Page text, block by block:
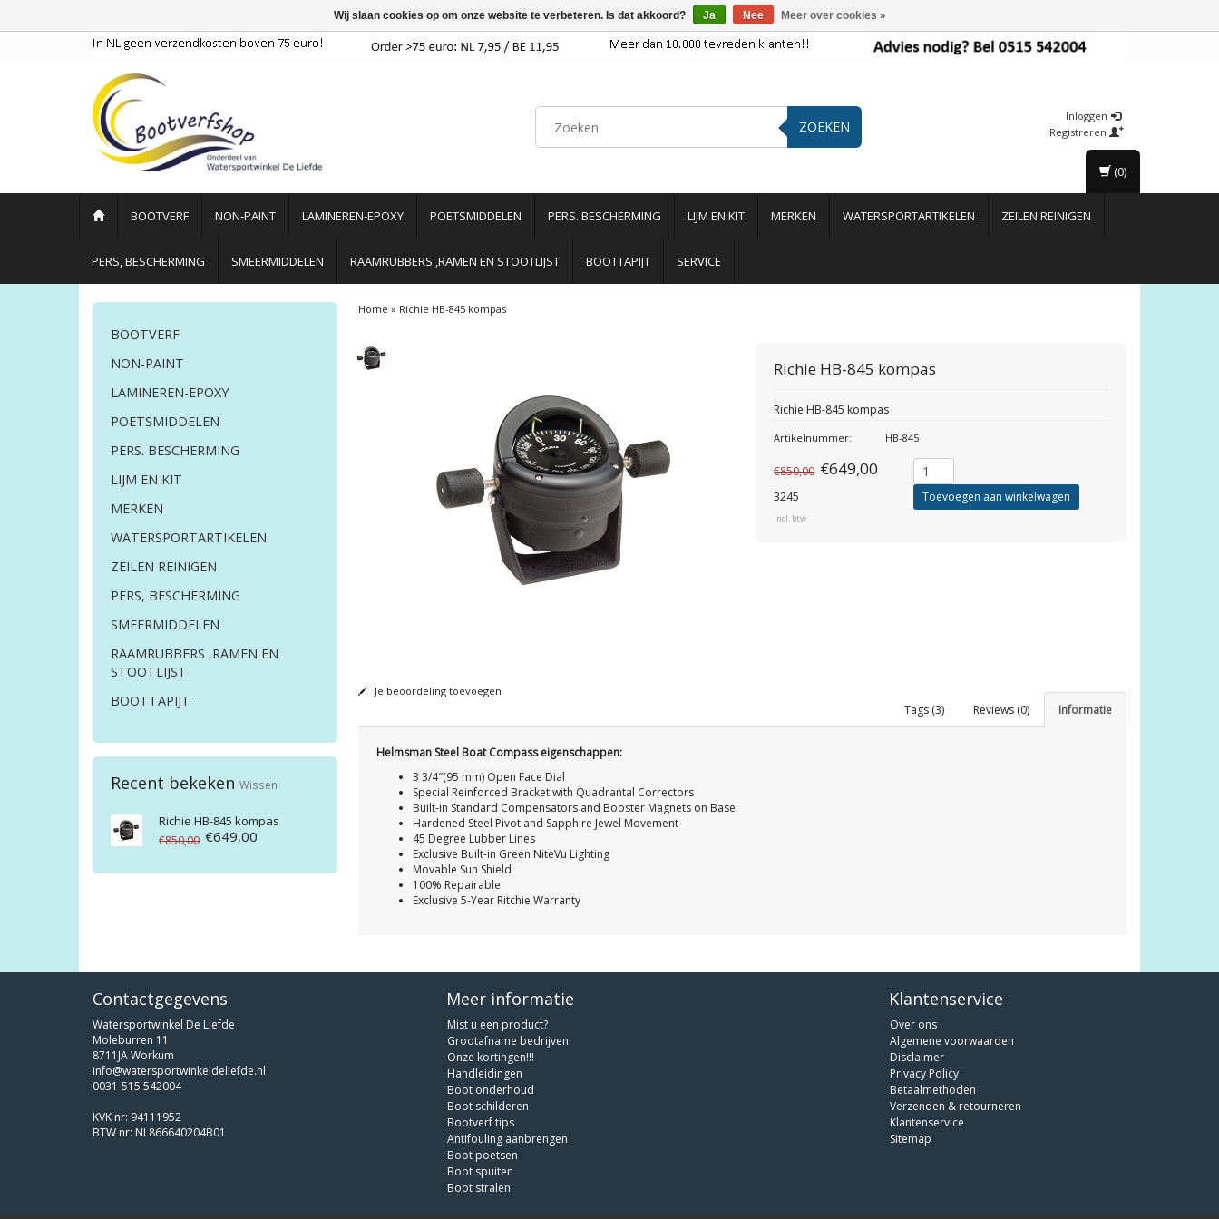
ZOEKEN
Inloggen
Registreren
BOOTVERF NON-PAINT LAMINEREN-EPOXY POETSMIDDELEN PERS. BESCHERMING LIJM EN KIT MERKEN WATERSPORTARTIKELEN ZEILEN REINIGEN
PERS, BESCHERMING SMEERMIDDELEN RAAMRUBBERS ,RAMEN EN STOOTLIJST BOOTTAPIJT SERVICE
(0)
BOOTVERF
NON-PAINT
LAMINEREN-EPOXY
POETSMIDDELEN
PERS. BESCHERMING
LIJM EN KIT
MERKEN
WATERSPORTARTIKELEN
ZEILEN REINIGEN
PERS, BESCHERMING
SMEERMIDDELEN
RAAMRUBBERS ,RAMEN EN
STOOTLIJST
BOOTTAPIJT
Recent bekeken Wissen
Richie HB-845 kompas
€850,00 €649,00
Home » Richie HB-845 kompas
Richie HB-845 kompas
Richie HB-845 kompas
Artikelnummer: HB-845
€850,00 €649,00
3245
Incl. btw
Toevoegen aan winkelwagen
Je beoordeling toevoegen
Informatie
Reviews (0)
Tags (3)
Helmsman Steel Boat Compass eigenschappen:
3 3/4″(95 mm) Open Face Dial
Special Reinforced Bracket with Quadrantal Correctors
Built-in Standard Compensators and Booster Magnets on Base
Hardened Steel Pivot and Sapphire Jewel Movement
45 Degree Lubber Lines
Exclusive Built-in Green NiteVu Lighting
Movable Sun Shield
100% Repairable
Exclusive 5-Year Ritchie Warranty
Contactgegevens
Watersportwinkel De Liefde
Moleburren 11
8711JA Workum
info@watersportwinkeldeliefde.nl
0031-515 542004
KVK nr: 94111952
BTW nr: NL866640204B01
Meer informatie
Mist u een product?
Grootafname bedrijven
Onze kortingen!!!
Handleidingen
Boot onderhoud
Boot schilderen
Bootverf tips
Antifouling aanbrengen
Boot poetsen
Boot spuiten
Boot stralen
Klantenservice
Over ons
Algemene voorwaarden
Disclaimer
Privacy Policy
Betaalmethoden
Verzenden & retourneren
Klantenservice
Sitemap
Wij slaan cookies op om onze website te verbeteren. Is dat akkoord? Ja Nee Meer over cookies »